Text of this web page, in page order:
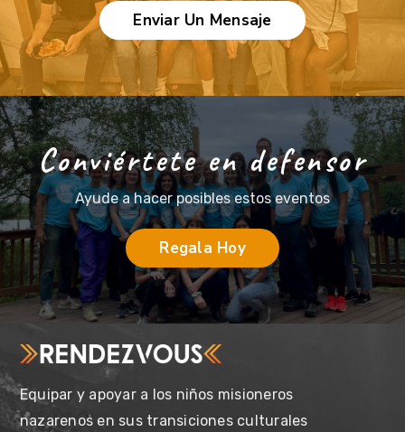
Enviar Un Mensaje
Conviértete en defensor
Ayude a hacer posibles estos eventos
Regala Hoy
Equipar y apoyar a los niños misioneros
nazarenos en sus transiciones culturales